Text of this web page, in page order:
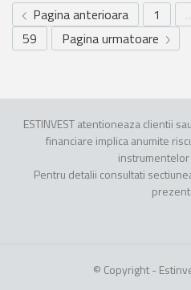
Pagina anterioara 1
59
Pagina urmatoare
ESTINVEST atentioneaza clientii
financiare implica anumite
Pentru detalii consultati
© Copyright -